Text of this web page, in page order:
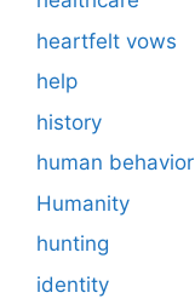
heartfelt vows
help
history
human behavior
Humanity
hunting
identity